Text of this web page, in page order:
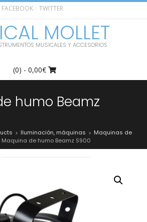
FACEBOOK TWITTER
MOLLET
MUSICALES Y ACCESORIOS
(0) - 0,00€
humo Beamz
> Iluminación, máquinas > Maquinas de
Maquina de humo Beamz S900